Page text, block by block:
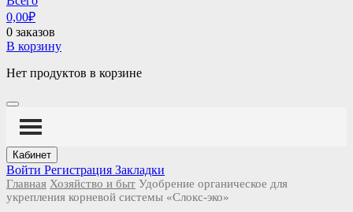
0,00₽
0 заказов
В корзину
Нет продуктов в корзине
Кабинет
Войти Регистрация Закладки
Главная Хозяйство и быт Удобрение органическое для
укрепления корневой системы «Слокс-эко»